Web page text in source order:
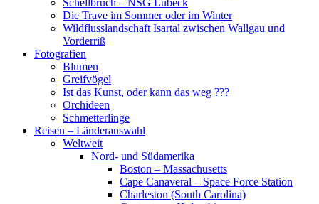
Schellbruch – NSG Lübeck
Die Trave im Sommer oder im Winter
Wildflusslandschaft Isartal zwischen Wallgau und
Vorderriß
Fotografien
Blumen
Greifvögel
Ist das Kunst, oder kann das weg ???
Orchideen
Schmetterlinge
Reisen – Länderauswahl
Weltweit
Nord- und Südamerika
Boston – Massachusetts
Cape Canaveral – Space Force Station
Charleston (South Carolina)